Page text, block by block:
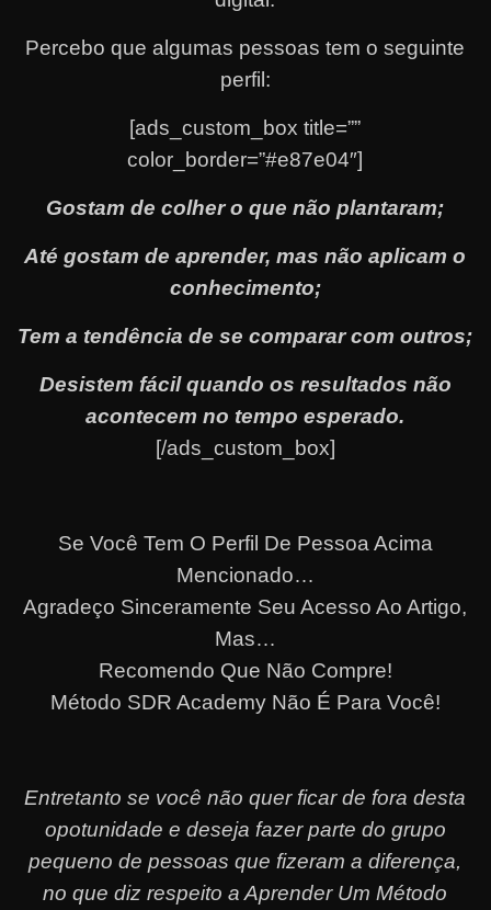
Percebo que algumas pessoas tem o seguinte
perfil:
[ads_custom_box title=””
color_border=”#e87e04″]
Gostam de colher o que não plantaram;
Até gostam de aprender, mas não aplicam o
conhecimento;
Tem a tendência de se comparar com outros;
Desistem fácil quando os resultados não
acontecem no tempo esperado.
[/ads_custom_box]
Se Você Tem O Perfil De Pessoa Acima
Mencionado…
Agradeço Sinceramente Seu Acesso Ao Artigo,
Mas…
Recomendo Que Não Compre!
Método SDR Academy Não É Para Você!
Entretanto se você não quer ficar de fora desta
opotunidade e deseja fazer parte do grupo
pequeno de pessoas que fizeram a diferença,
no que diz respeito a Aprender Um Método